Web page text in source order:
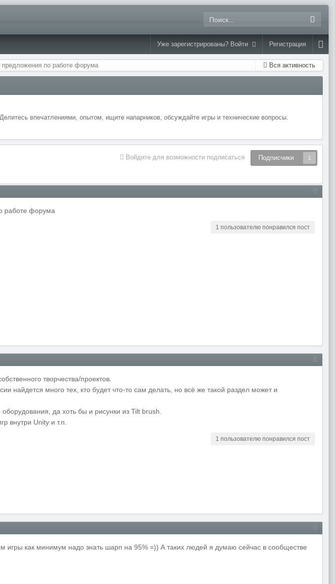
Уже зарегистрированы? Войти Регистрация
Вся активность
предложения по работе форума
впечатлениями, опытом, ищите напарников, обсуждайте игры и технические вопросы.
Войдите для возможности подписаться Подписчики 1
работе форума
1 пользователю понравился пост
творчества/проектов.
найдется много тех, кто будет что-то сам делать, но всё же такой раздел может и
да хоть бы и рисунки из Tilt brush.
внутри Unity и т.п.
1 пользователю понравился пост
игры как минимум надо знать шарп на 95% =)) А таких людей я думаю сейчас в сообществе